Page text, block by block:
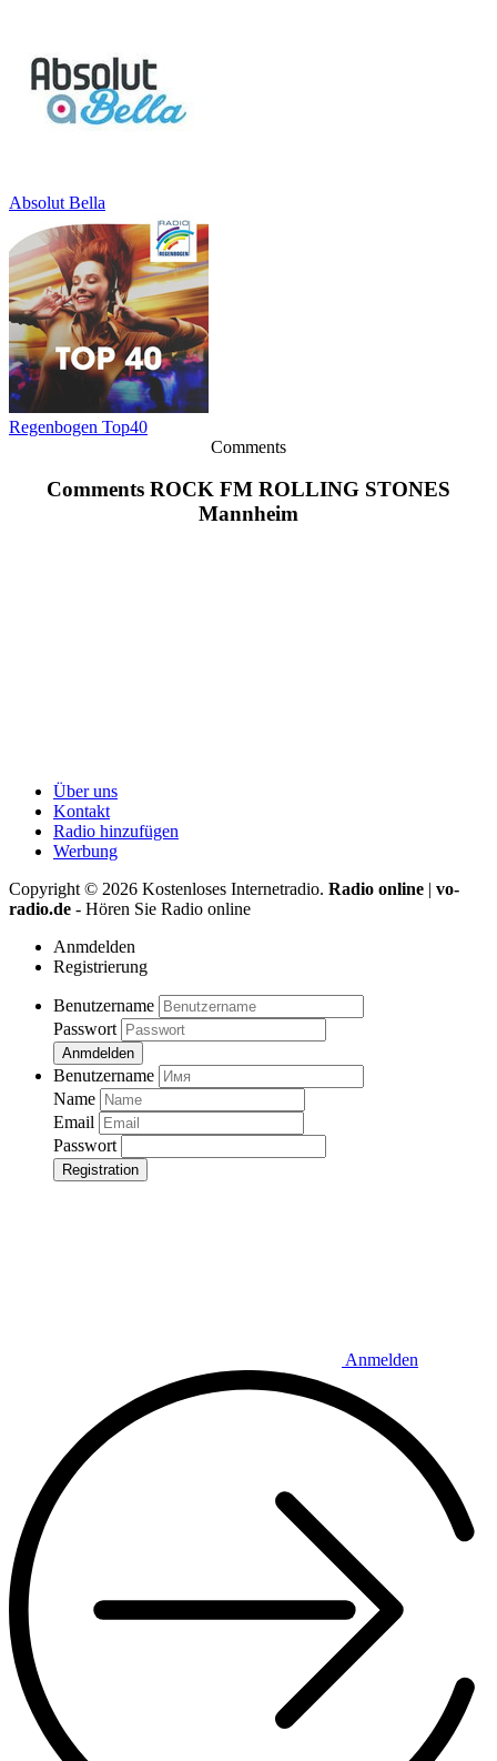
Absolut Bella
Regenbogen Top40
Comments
Comments ROCK FM ROLLING STONES
Mannheim
Über uns
Kontakt
Radio hinzufügen
Werbung
Copyright © 2026 Kostenloses Internetradio. Radio online | vo-
radio.de - Hören Sie Radio online
Anmdelden
Registrierung
Benutzername
Passwort
Anmdelden
Benutzername
Name
Email
Passwort
Registration
Anmelden